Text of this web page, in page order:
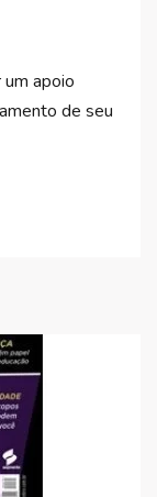
apoio
de seu